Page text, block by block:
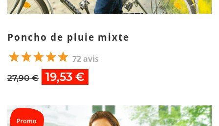
Poncho de pluie mixte
72 avis
27,90 € 19,53 €